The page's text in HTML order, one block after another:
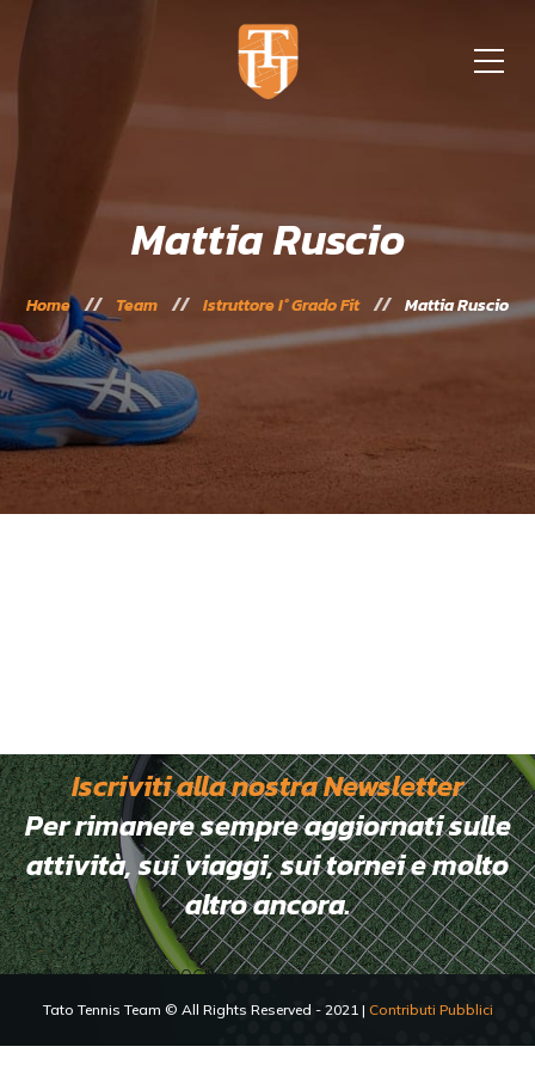
Mattia Ruscio
Home Team Istruttore I° Grado Fit Mattia Ruscio
Iscriviti alla nostra Newsletter
Per rimanere sempre aggiornati sulle
attività, sui viaggi, sui tornei e molto
altro ancora.
[mc4wp_form id="806"]
Tato Tennis Team © All Rights Reserved - 2021 | Contributi Pubblici